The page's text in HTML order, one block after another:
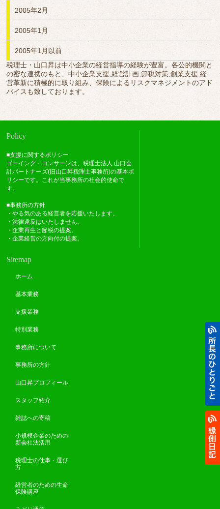
2005年2月
2005年1月
2005年1月以前
税理士・山口昇は中小企業の経営指導の経験が豊富。各公的機関と
の密な連携のもと、中小企業支援,経営計画,節税対策,創業支援,経
営革新に積極的に取り組み、保険によるリスクマネジメントのアド
バイスも致しております。
Policy
■支援に関するポリシー
ゴーイング・コンサーンは、税理士法人 山口会
計パートナーズ(旧山口昇税理士事務所)の基本ポ
リシーです。これが当事務所の社会的使命で
す。
■事務所の方針
・やる気のある経営者を応援いたします。
・法律違反はいたしません。
・企業再生と節税の提案。
・企業経営の方向付の提案。
Sitemap
ホーム
基本業務
支援業務
特別業務
事務所について
事務所の方針
山口昇プロフィール
スタッフ紹介
雑誌への寄稿
小規模企業のための
新会社法活用
税理士の仕事・選び
方
経営者のための生命
保険講座